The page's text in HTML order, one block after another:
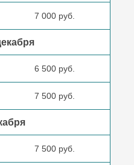
7 000 руб.
6 500 руб.
7 500 руб.
7 500 руб.